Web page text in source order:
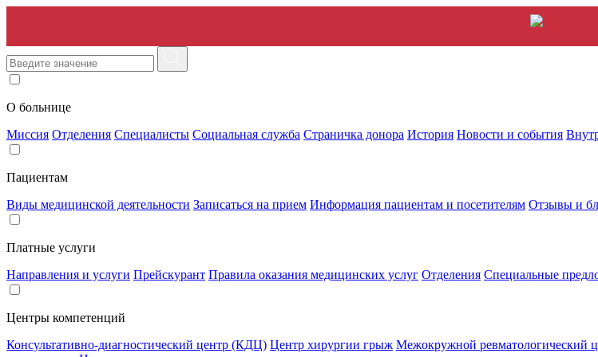
О больнице
Миссия Отделения Специалисты Социальная служба Страничка донора История Новости и события
Пациентам
Виды медицинской деятельности Записаться на прием Информация пациентам и посетителям Отзывы и
Платные услуги
Направления и услуги Прейскурант Правила оказания медицинских услуг Отделения Специальные
Центры компетенций
Консультативно-диагностический центр (КДЦ) Центр хирургии грыж Межокружной ревматологический